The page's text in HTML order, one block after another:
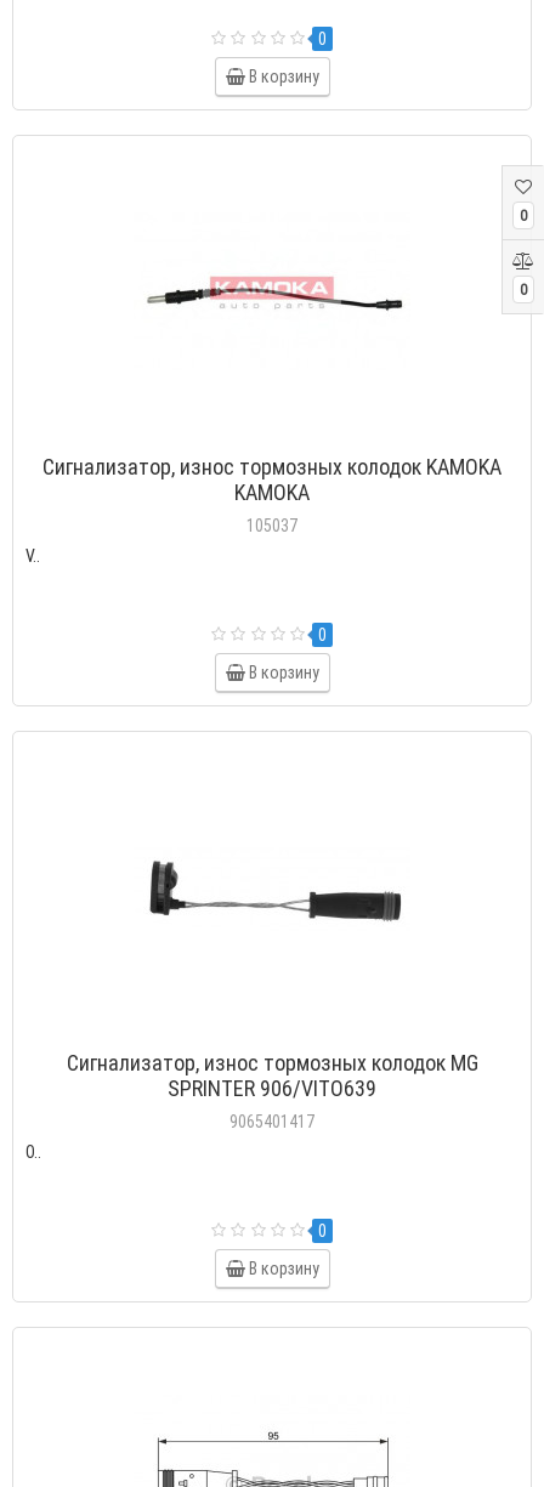
0
0
0
В корзину
Сигнализатор, износ тормозных колодок KAMOKA
KAMOKA
105037
V..
0
В корзину
Сигнализатор, износ тормозных колодок MG
SPRINTER 906/VITO639
9065401417
О..
0
В корзину